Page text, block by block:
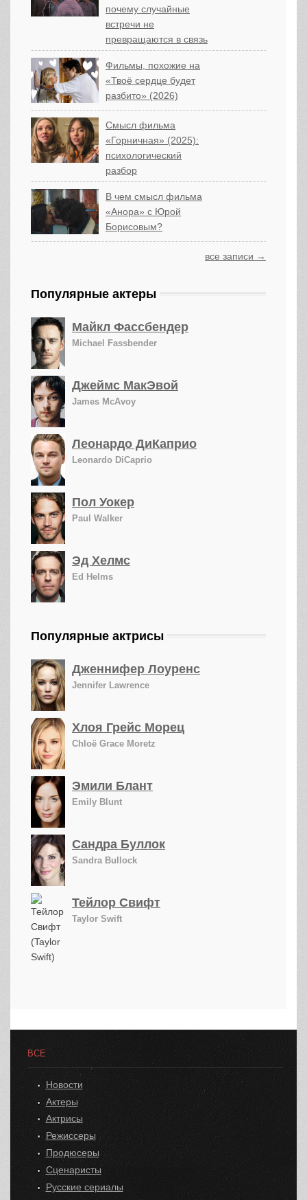
почему случайные
встречи не
превращаются в связь
Фильмы, похожие на
«Твоё сердце будет
разбито» (2026)
Смысл фильма
«Горничная» (2025):
психологический
разбор
В чем смысл фильма
«Анора» с Юрой
Борисовым?
все записи →
Популярные актеры
Майкл Фассбендер
Michael Fassbender
Джеймс МакЭвой
James McAvoy
Леонардо ДиКаприо
Leonardo DiCaprio
Пол Уокер
Paul Walker
Эд Хелмс
Ed Helms
Популярные актрисы
Дженнифер Лоуренс
Jennifer Lawrence
Хлоя Грейс Морец
Chloë Grace Moretz
Эмили Блант
Emily Blunt
Сандра Буллок
Sandra Bullock
Тейлор Свифт
Taylor Swift
ВСЕ
Новости
Актеры
Актрисы
Режиссеры
Продюсеры
Сценаристы
Русские сериалы